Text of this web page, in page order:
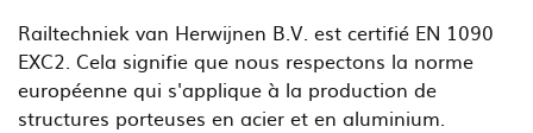
Railtechniek van Herwijnen B.V. est certifié EN 1090
EXC2. Cela signifie que nous respectons la norme
européenne qui s'applique à la production de
structures porteuses en acier et en aluminium.